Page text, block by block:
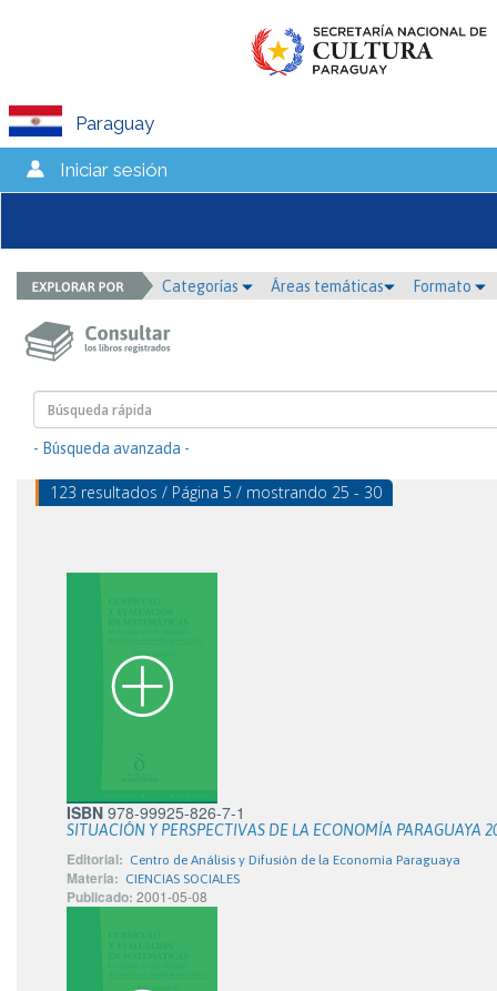
Paraguay
Iniciar sesión
Categorías Áreas temáticas Formato
- Búsqueda avanzada -
123 resultados / Página 5 / mostrando 25 - 30
ISBN 978-99925-826-7-1
SITUACIÓN Y PERSPECTIVAS DE LA ECONOMÍA PARAGUAYA
Editorial: Centro de Análisis y Difusión de la Economía Paraguaya
Materia: CIENCIAS SOCIALES
Publicado: 2001-05-08